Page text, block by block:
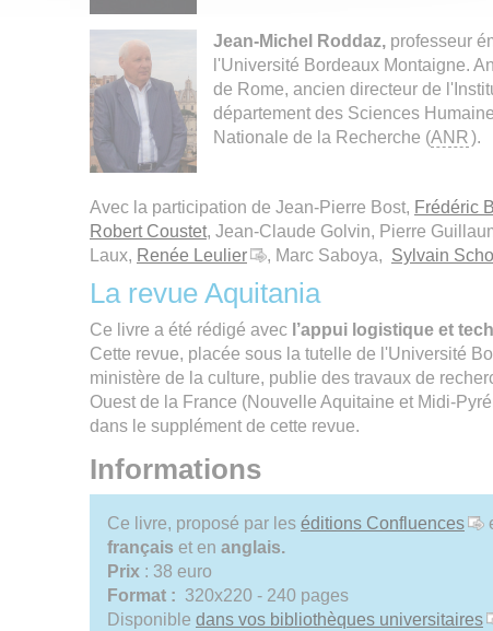
Jean-Michel Roddaz,professeur
l'Université Bordeaux Montaigne.
de Rome, ancien directeur de
département des Sciences
Nationale de la Recherche (ANR).
Avec la participation de Jean-Pierre Bost, Frédéric
Robert Coustet, Jean-Claude Golvin, Pierre
Laux, Renée Leulier , Marc Saboya, Sylvain
La revue Aquitania
Ce livre a été rédigé avec l’appui logistique et
Cette revue, placée sous la tutelle de l'Université
ministère de la culture, publie des travaux de
Ouest de la France (Nouvelle Aquitaine et Midi-
dans le supplément de cette revue.
Informations
Ce livre, proposé par les éditions Confluences
français et en anglais.
Prix: 38 euro
Format : 320x220 - 240 pages
Disponible dans vos bibliothèques universitaires